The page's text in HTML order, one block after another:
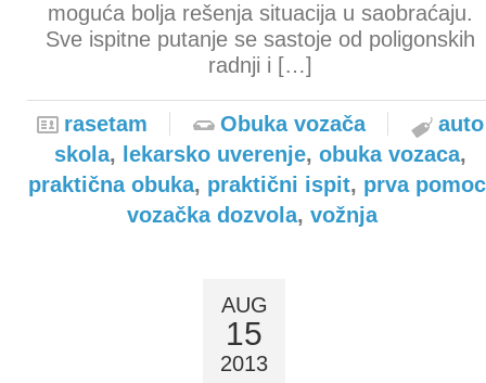
moguća bolja rešenja situacija u saobraćaju.
Sve ispitne putanje se sastoje od poligonskih
radnji i […]
rasetam Obuka vozača
auto
skola, lekarsko uverenje, obuka vozaca,
praktična obuka, praktični ispit, prva pomoc
vozačka dozvola, vožnja
AUG
15
2013